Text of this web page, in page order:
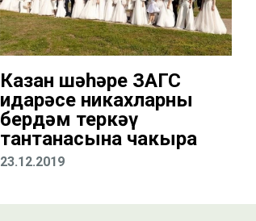
Казан шәһәре ЗАГС
идарәсе никахларны
бердәм теркәү
тантанасына чакыра
23.12.2019